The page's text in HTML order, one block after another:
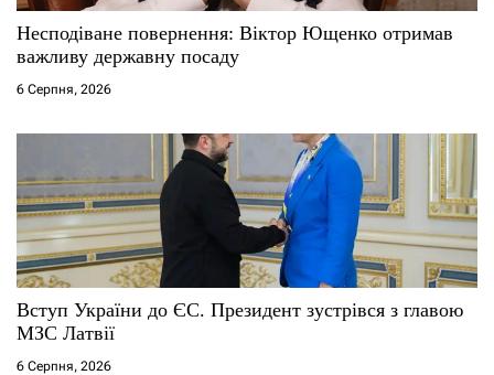
Несподіване повернення: Віктор Ющенко отримав
важливу державну посаду
6 Серпня, 2026
Вступ України до ЄС. Президент зустрівся з главою
МЗС Латвії
6 Серпня, 2026